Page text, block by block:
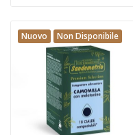
Nuovo Non Disponibile